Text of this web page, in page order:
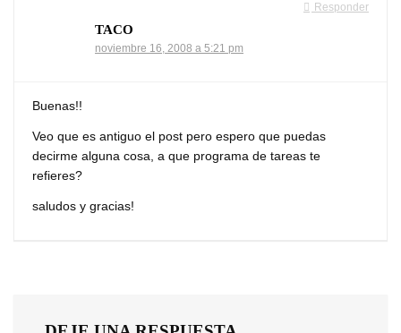
Responder
TACO
noviembre 16, 2008 a 5:21 pm
Buenas!!
Veo que es antiguo el post pero espero que puedas
decirme alguna cosa, a que programa de tareas te
refieres?
saludos y gracias!